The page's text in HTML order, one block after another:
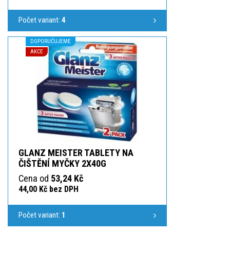
Počet variant: 4
DOPORUČUJEME
AKCE
GLANZ MEISTER TABLETY NA
ČIŠTĚNÍ MYČKY 2X40G
Cena od 53,24 Kč
44,00 Kč bez DPH
Počet variant: 1